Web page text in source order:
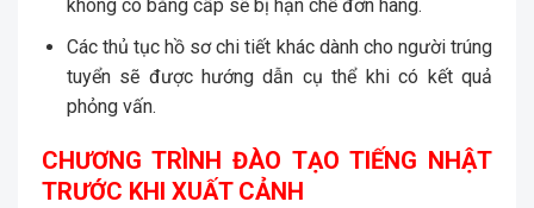
không có bằng cấp sẽ bị hạn chế đơn hàng.
Các thủ tục hồ sơ chi tiết khác dành cho người trúng
tuyển sẽ được hướng dẫn cụ thể khi có kết quả
phỏng vấn.
CHƯƠNG TRÌNH ĐÀO TẠO TIẾNG NHẬT
TRƯỚC KHI XUẤT CẢNH